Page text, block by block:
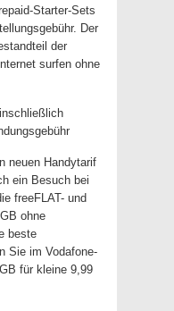
Starter-Sets
Der
der
surfen ohne
neuen Handytarif
ein Besuch bei
freeFLAT- und
ohne
beste
Sie im Vodafone-
für kleine 9,99